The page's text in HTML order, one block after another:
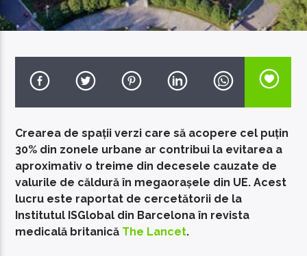
Crearea de spații verzi care să acopere cel puțin
30% din zonele urbane ar contribui la evitarea a
aproximativ o treime din decesele cauzate de
valurile de căldură în megaorașele din UE. Acest
lucru este raportat de cercetătorii de la
Institutul ISGlobal din Barcelona în revista
medicală britanică The Lancet.